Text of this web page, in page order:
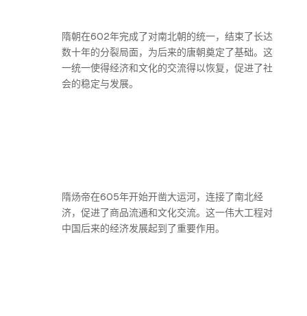
隋朝在602年完成了对南北朝的统一，结束了长达
数十年的分裂局面，为后来的唐朝奠定了基础。这
一统一使得经济和文化的交流得以恢复，促进了社
会的稳定与发展。
隋炀帝在605年开始开凿大运河，连接了南北经
济，促进了商品流通和文化交流。这一伟大工程对
中国后来的经济发展起到了重要作用。